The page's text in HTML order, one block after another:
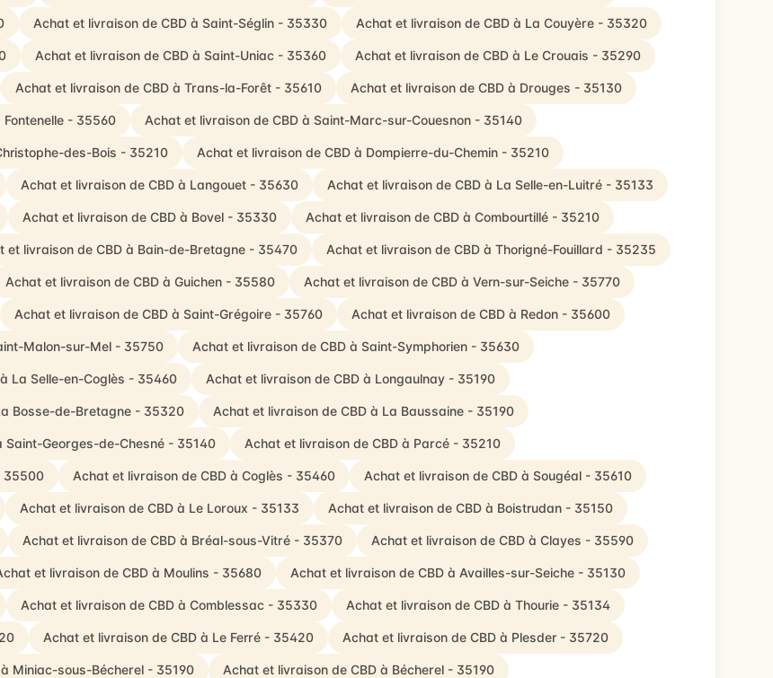
Achat et livraison de CBD à Saint-Séglin - 35330 Achat et livraison de CBD à La Couyère - 35320
Achat et livraison de CBD à Saint-Uniac - 35360 Achat et livraison de CBD à Le Crouais - 35290
Achat et livraison de CBD à Trans-la-Forêt - 35610 Achat et livraison de CBD à Drouges - 35130
- 35560 Achat et livraison de CBD à Saint-Marc-sur-Couesnon - 35140
des-Bois - 35210 Achat et livraison de CBD à Dompierre-du-Chemin - 35210
Achat et livraison de CBD à Langouet - 35630 Achat et livraison de CBD à La Selle-en-Luitré - 35133
Achat et livraison de CBD à Bovel - 35330 Achat et livraison de CBD à Combourtillé - 35210
et livraison de CBD à Bain-de-Bretagne - 35470 Achat et livraison de CBD à Thorigné-Fouillard - 35235
Achat et livraison de CBD à Guichen - 35580 Achat et livraison de CBD à Vern-sur-Seiche - 35770
Achat et livraison de CBD à Saint-Grégoire - 35760 Achat et livraison de CBD à Redon - 35600
Malon-sur-Mel - 35750 Achat et livraison de CBD à Saint-Symphorien - 35630
La Selle-en-Coglès - 35460 Achat et livraison de CBD à Longaulnay - 35190
Bosse-de-Bretagne - 35320 Achat et livraison de CBD à La Baussaine - 35190
Saint-Georges-de-Chesné - 35140 Achat et livraison de CBD à Parcé - 35210
35500 Achat et livraison de CBD à Coglès - 35460 Achat et livraison de CBD à Sougéal - 35610
Achat et livraison de CBD à Le Loroux - 35133 Achat et livraison de CBD à Boistrudan - 35150
Achat et livraison de CBD à Bréal-sous-Vitré - 35370 Achat et livraison de CBD à Clayes - 35590
et livraison de CBD à Moulins - 35680 Achat et livraison de CBD à Availles-sur-Seiche - 35130
Achat et livraison de CBD à Comblessac - 35330 Achat et livraison de CBD à Thourie - 35134
Achat et livraison de CBD à Le Ferré - 35420 Achat et livraison de CBD à Plesder - 35720
Miniac-sous-Bécherel - 35190 Achat et livraison de CBD à Bécherel - 35190